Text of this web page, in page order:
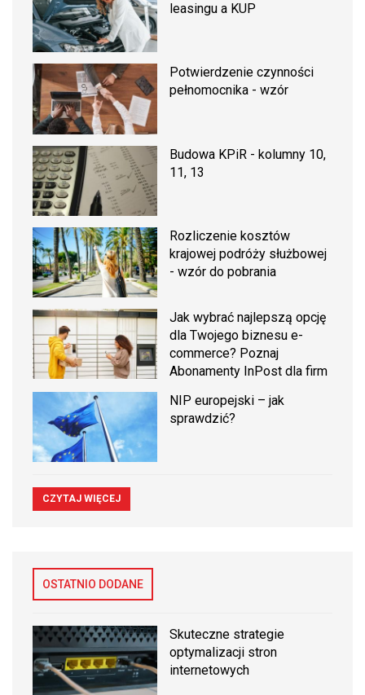
leasingu a KUP
Potwierdzenie czynności
pełnomocnika - wzór
Budowa KPiR - kolumny 10,
11, 13
Rozliczenie kosztów
krajowej podróży służbowej
- wzór do pobrania
Jak wybrać najlepszą opcję
dla Twojego biznesu e-
commerce? Poznaj
Abonamenty InPost dla firm
NIP europejski – jak
sprawdzić?
CZYTAJ WIĘCEJ
OSTATNIO DODANE
Skuteczne strategie
optymalizacji stron
internetowych